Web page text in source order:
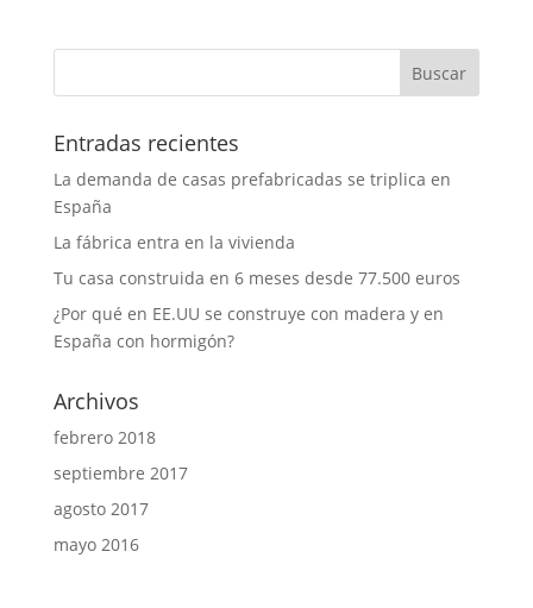
Entradas recientes
La demanda de casas prefabricadas se triplica en
España
La fábrica entra en la vivienda
Tu casa construida en 6 meses desde 77.500 euros
¿Por qué en EE.UU se construye con madera y en
España con hormigón?
Archivos
febrero 2018
septiembre 2017
agosto 2017
mayo 2016